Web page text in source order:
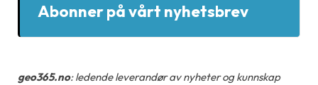
Abonner på vårt nyhetsbrev
geo365.no: ledende leverandør av nyheter og kunnskap